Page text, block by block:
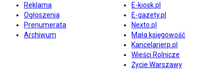
Reklama
Ogłoszenia
Prenumerata
Archiwum
E-kiosk.pl
E-gazety.pl
Nexto.pl
Mała księgowość
Kancelarierp.pl
Wieści Rolnicze
Życie Warszawy